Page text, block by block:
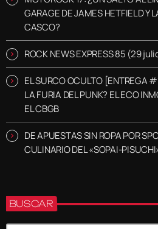
GARAGE DE JAMES HETFIELD Y
CASCO?
ROCK NEWS EXPRESS 85 (29
EL SURCO OCULTO [ENTREGA
LA FURIA DEL PUNK? EL ECO
EL CBGB
DE APUESTAS SIN ROPA POR
CULINARIO DEL «SOPAI-
BUSCAR